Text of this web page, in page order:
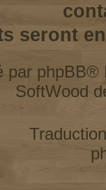
seront
par phpBB®
SoftWood